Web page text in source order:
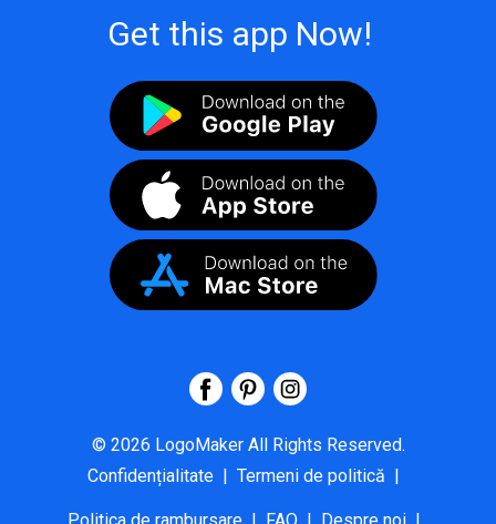
Get this app Now!
© 2026 LogoMaker All Rights Reserved.
Confidențialitate | Termeni de politică |